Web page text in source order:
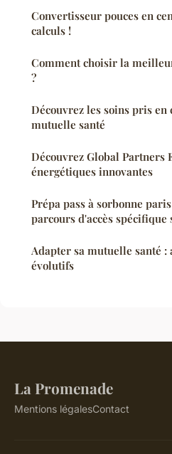
Convertisseur pouces en
calculs !
Comment choisir la
?
Découvrez les soins pris en
mutuelle santé
Découvrez Global Partners
énergétiques innovantes
Prépa pass à sorbonne
parcours d'accès spécifique
Adapter sa mutuelle santé :
évolutifs
La Promenade
Mentions légalesContact